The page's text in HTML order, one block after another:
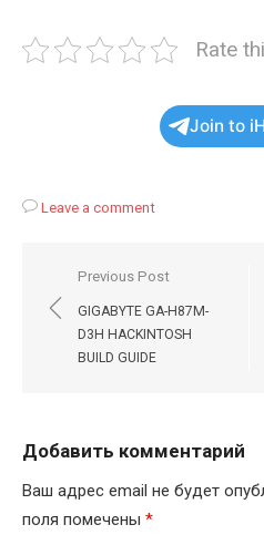
Rate
Join to
Leave a comment
Навигация
по
записям
Previous Post
GIGABYTE GA-H87M-
D3H HACKINTOSH
BUILD GUIDE
Добавить комментарий
Ваш адрес email не будет
поля помечены *